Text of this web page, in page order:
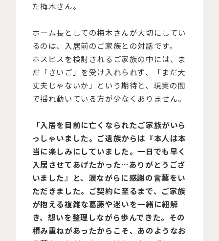
た梅木さん。
ホーム長としての梅木さんが大切にしてい
るのは、入居前のご家族との対話です。
ホスピスを検討されるご家族の中には、ま
だ「さいご」を受け入れられず、「まだ大
丈夫じゃないか」という期待と、現実の間
で揺れ動いている方が少なくありません。
「入居を目前に亡くなられたご家族がいら
っしゃいました。ご遺族からは『本人は本
当に楽しみにしていました。一日でも早く
入居させてあげたかった…ありがとうござ
いました』と、涙ながらに感謝の言葉をい
ただきました。ご契約に至るまで、ご家族
が抱える複雑な葛藤や迷いを一緒に紐解
き、想いを整理しながら歩んできた。その
積み重ねがあったからこそ、あのようなお